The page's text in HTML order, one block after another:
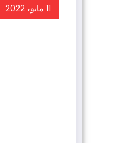
11 مايو، 2022